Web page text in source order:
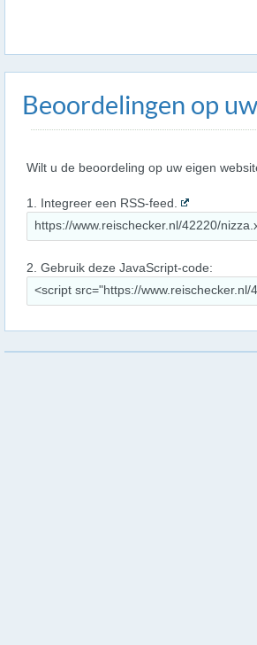
Beoordelingen op
Wilt u de beoordeling op uw eigen
1. Integreer een RSS-feed.
2. Gebruik deze JavaScript-code: